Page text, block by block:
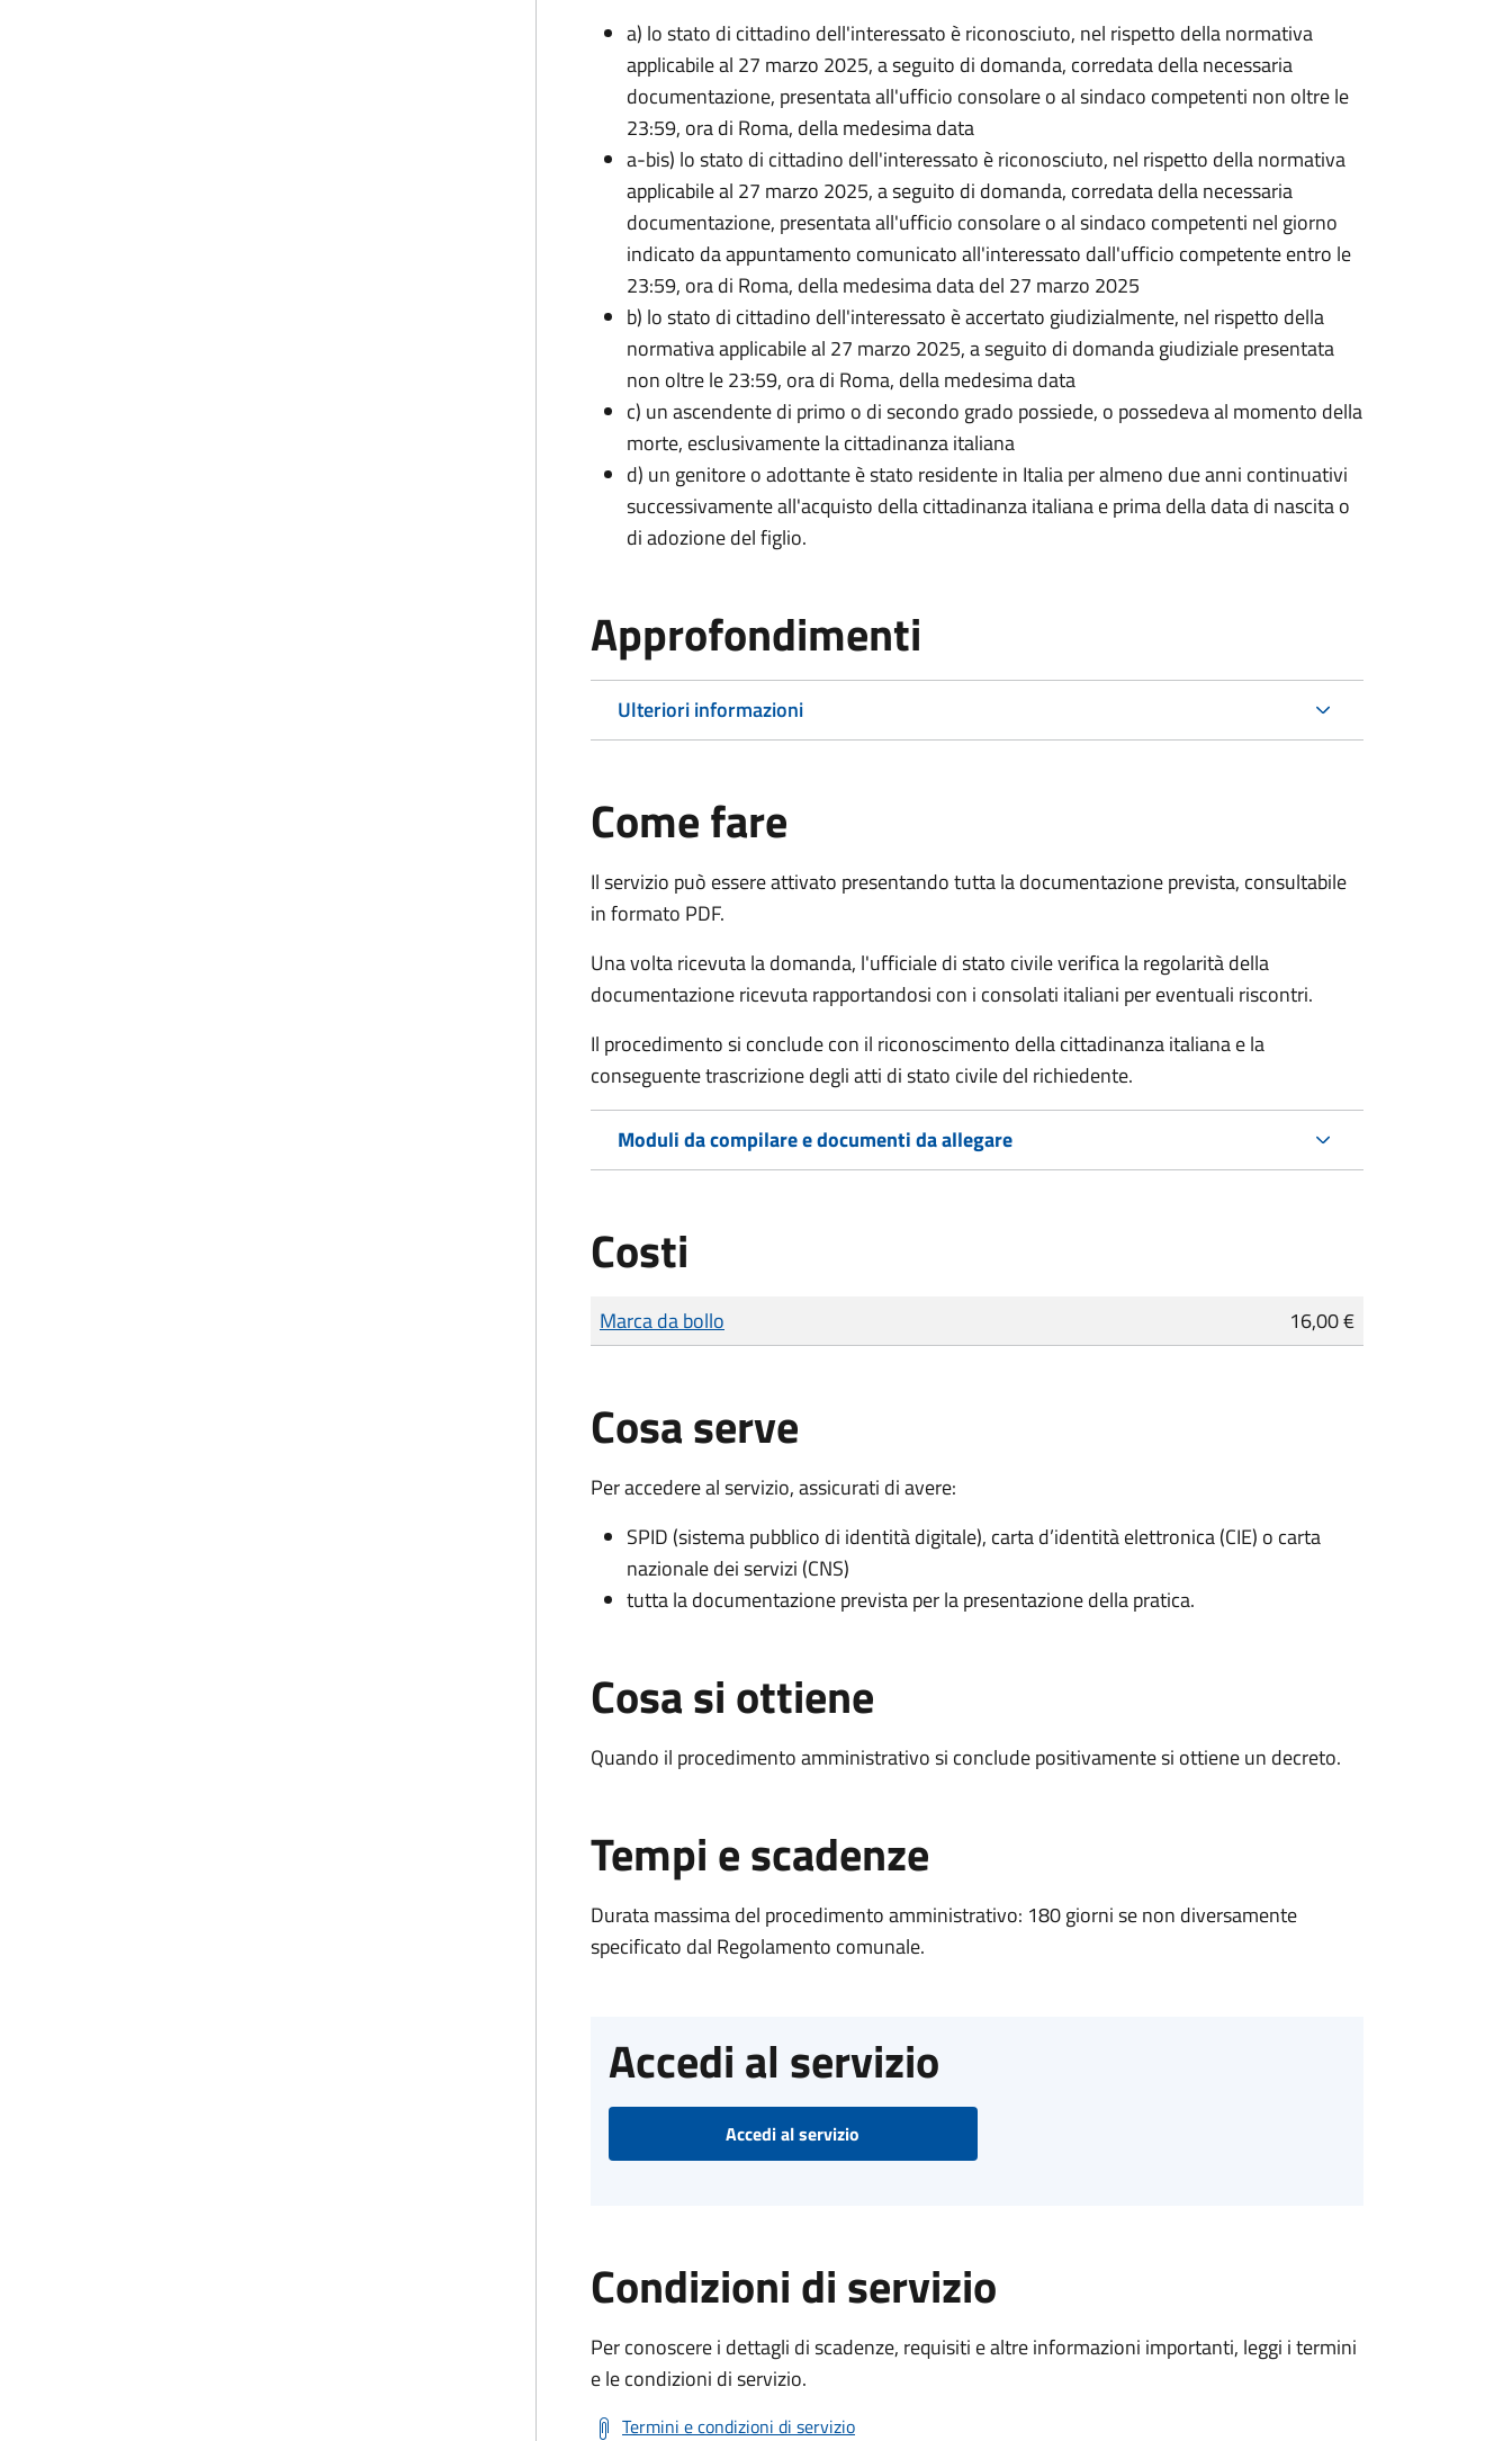
a) lo stato di cittadino dell'interessato è riconosciuto, nel rispetto della normativa
applicabile al 27 marzo 2025, a seguito di domanda, corredata della necessaria
documentazione, presentata all'ufficio consolare o al sindaco competenti non oltre le
23:59, ora di Roma, della medesima data
a-bis) lo stato di cittadino dell'interessato è riconosciuto, nel rispetto della normativa
applicabile al 27 marzo 2025, a seguito di domanda, corredata della necessaria
documentazione, presentata all'ufficio consolare o al sindaco competenti nel giorno
indicato da appuntamento comunicato all'interessato dall'ufficio competente entro le
23:59, ora di Roma, della medesima data del 27 marzo 2025
b) lo stato di cittadino dell'interessato è accertato giudizialmente, nel rispetto della
normativa applicabile al 27 marzo 2025, a seguito di domanda giudiziale presentata
non oltre le 23:59, ora di Roma, della medesima data
c) un ascendente di primo o di secondo grado possiede, o possedeva al momento della
morte, esclusivamente la cittadinanza italiana
d) un genitore o adottante è stato residente in Italia per almeno due anni continuativi
successivamente all'acquisto della cittadinanza italiana e prima della data di nascita o
di adozione del figlio.
Approfondimenti
Ulteriori informazioni
Come fare
Il servizio può essere attivato presentando tutta la documentazione prevista, consultabile
in formato PDF.
Una volta ricevuta la domanda, l'ufficiale di stato civile verifica la regolarità della
documentazione ricevuta rapportandosi con i consolati italiani per eventuali riscontri.
Il procedimento si conclude con il riconoscimento della cittadinanza italiana e la
conseguente trascrizione degli atti di stato civile del richiedente.
Moduli da compilare e documenti da allegare
Costi
Tipo di pagamento
Importo
Marca da bollo 16,00 €
Cosa serve
Per accedere al servizio, assicurati di avere:
SPID (sistema pubblico di identità digitale), carta d’identità elettronica (CIE) o carta
nazionale dei servizi (CNS)
tutta la documentazione prevista per la presentazione della pratica.
Cosa si ottiene
Quando il procedimento amministrativo si conclude positivamente si ottiene un decreto.
Tempi e scadenze
Durata massima del procedimento amministrativo: 180 giorni se non diversamente
specificato dal Regolamento comunale.
Accedi al servizio
Accedi al servizio
Condizioni di servizio
Per conoscere i dettagli di scadenze, requisiti e altre informazioni importanti, leggi i termini
e le condizioni di servizio.
Termini e condizioni di servizio